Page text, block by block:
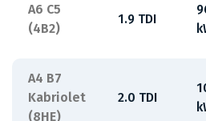
A6 C5
(4B2)
1.9 TDI
A4 B7
Kabriolet
(8HE)
2.0 TDI